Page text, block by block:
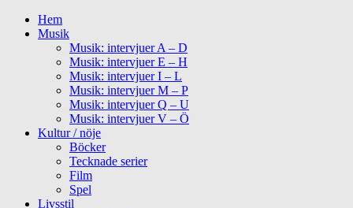
Skip
Primary
Menu
Hem
Musik
Musik: intervjuer A – D
Musik: intervjuer E – H
Musik: intervjuer I – L
Musik: intervjuer M – P
Musik: intervjuer Q – U
Musik: intervjuer V – Ö
Kultur / nöje
Böcker
Tecknade serier
Film
Spel
Livsstil